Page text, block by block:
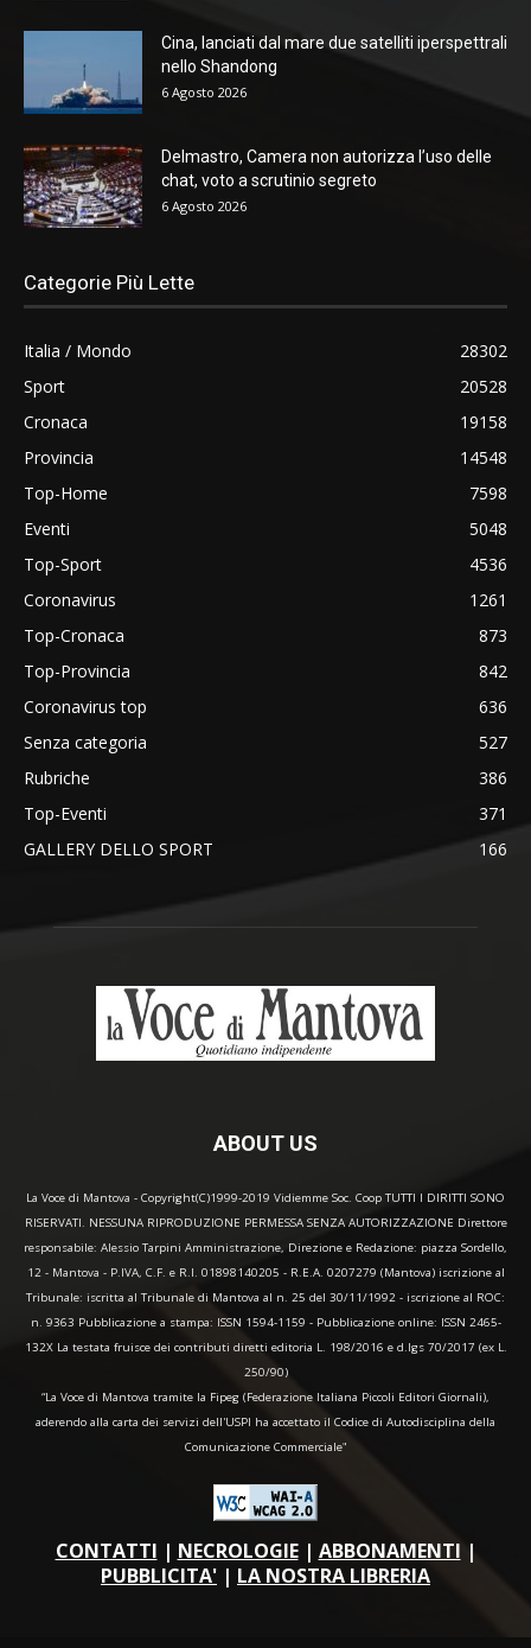
Cina, lanciati dal mare due satelliti iperspettrali
nello Shandong
6 Agosto 2026
Delmastro, Camera non autorizza l’uso delle
chat, voto a scrutinio segreto
6 Agosto 2026
Categorie Più Lette
Italia / Mondo
28302
Sport
20528
Cronaca
19158
Provincia
14548
Top-Home
7598
Eventi
5048
Top-Sport
4536
Coronavirus
1261
Top-Cronaca
873
Top-Provincia
842
Coronavirus top
636
Senza categoria
527
Rubriche
386
Top-Eventi
371
GALLERY DELLO SPORT
166
ABOUT US
La Voce di Mantova - Copyright(C)1999-2019 Vidiemme Soc. Coop TUTTI I DIRITTI SONO
RISERVATI. NESSUNA RIPRODUZIONE PERMESSA SENZA AUTORIZZAZIONE Direttore
responsabile: Alessio Tarpini Amministrazione, Direzione e Redazione: piazza Sordello,
12 - Mantova - P.IVA, C.F. e R.I. 01898140205 - R.E.A. 0207279 (Mantova) iscrizione al
Tribunale: iscritta al Tribunale di Mantova al n. 25 del 30/11/1992 - iscrizione al ROC:
n. 9363 Pubblicazione a stampa: ISSN 1594-1159 - Pubblicazione online: ISSN 2465-
132X La testata fruisce dei contributi diretti editoria L. 198/2016 e d.lgs 70/2017 (ex L.
250/90)
“La Voce di Mantova tramite la Fipeg (Federazione Italiana Piccoli Editori Giornali),
aderendo alla carta dei servizi dell'USPI ha accettato il Codice di Autodisciplina della
Comunicazione Commerciale"
CONTATTI | NECROLOGIE| ABBONAMENTI |
PUBBLICITA' | LA NOSTRA LIBRERIA